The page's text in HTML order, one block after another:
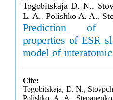
Togobitskaja D. N.,
L. A., Polishko A. A.,
Prediction of
properties of ESR
model of
Cite:
Togobitskaja, D. N.,
Polishko, A. A.,